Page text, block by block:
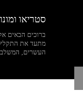
סטריאו ומונו
ברוכים הבאים
מתעד את
העשרים, המשלב